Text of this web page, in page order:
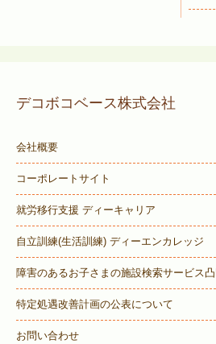
デコボコベース株式会社
会社概要
コーポレートサイト
就労移行支援 ディーキャリア
自立訓練(生活訓練) ディーエンカレッジ
障害のあるお子さまの施設検索サービス
特定処遇改善計画の公表について
お問い合わせ